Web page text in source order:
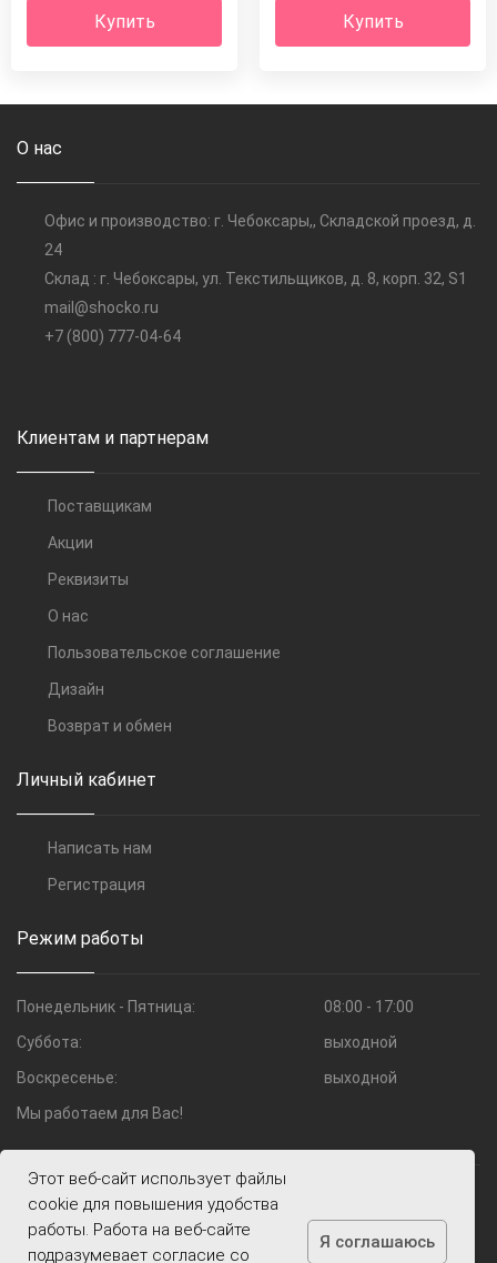
Купить Купить
О нас
Офис и производство: г. Чебоксары,, Складской проезд, д.
24
Склад : г. Чебоксары, ул. Текстильщиков, д. 8, корп. 32, S1
mail@shocko.ru
+7 (800) 777-04-64
Клиентам и партнерам
Поставщикам
Акции
Реквизиты
О нас
Пользовательское соглашение
Дизайн
Возврат и обмен
Личный кабинет
Написать нам
Регистрация
Режим работы
Понедельник - Пятница:
08:00 - 17:00
Суббота:
выходной
Воскресенье:
выходной
Мы работаем для Вас!
© 2009—2026 Компания Шоко.ru
Этот веб-сайт использует файлы
cookie для повышения удобства
работы. Работа на веб-сайте
подразумевает согласие со
Я соглашаюсь